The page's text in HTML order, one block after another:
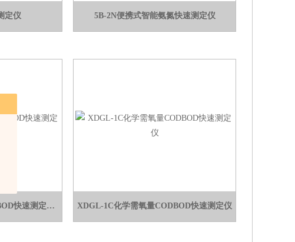
定仪 5B-2N便携式智能氨氮快速测定仪
XDGL-1C化学需氧量CODBOD快速测定仪/分析仪 XDGL-1C化学需氧量CODBOD快速测定仪